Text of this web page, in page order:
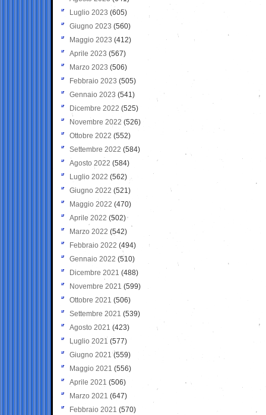
Luglio 2023 (605)
Giugno 2023 (560)
Maggio 2023 (412)
Aprile 2023 (567)
Marzo 2023 (506)
Febbraio 2023 (505)
Gennaio 2023 (541)
Dicembre 2022 (525)
Novembre 2022 (526)
Ottobre 2022 (552)
Settembre 2022 (584)
Agosto 2022 (584)
Luglio 2022 (562)
Giugno 2022 (521)
Maggio 2022 (470)
Aprile 2022 (502)
Marzo 2022 (542)
Febbraio 2022 (494)
Gennaio 2022 (510)
Dicembre 2021 (488)
Novembre 2021 (599)
Ottobre 2021 (506)
Settembre 2021 (539)
Agosto 2021 (423)
Luglio 2021 (577)
Giugno 2021(559)
Maggio 2021 (556)
Aprile 2021 (506)
Marzo 2021 (647)
Febbraio 2021 (570)